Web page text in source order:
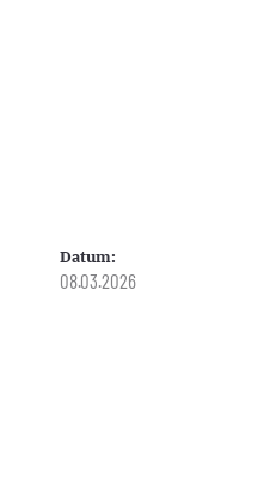
Datum:
08.03.2026